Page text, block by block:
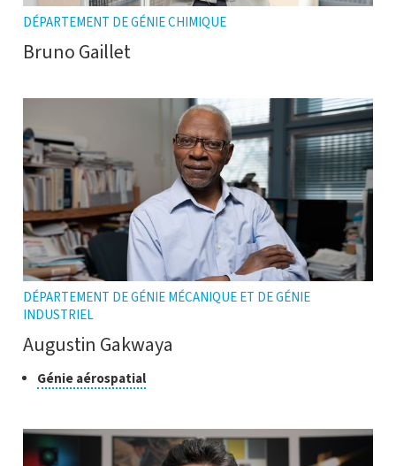
DÉPARTEMENT DE GÉNIE CHIMIQUE
Bruno Gaillet
DÉPARTEMENT DE GÉNIE MÉCANIQUE ET DE GÉNIE
INDUSTRIEL
Augustin Gakwaya
Classe
Génie aérospatialCliquer
l'infobulle